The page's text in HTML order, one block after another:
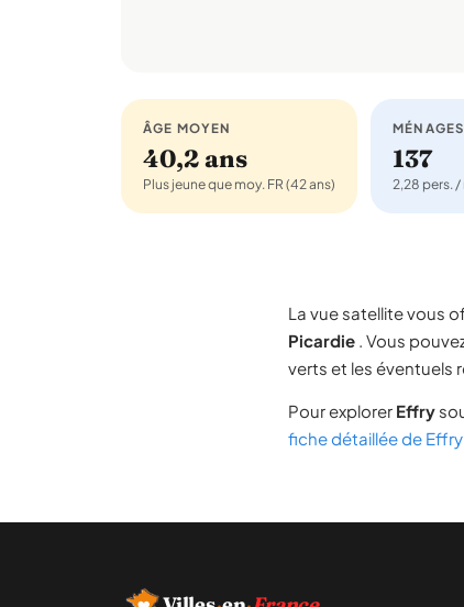
ÂGE MOYEN
40,2 ans
Plus jeune que moy. FR (42 ans)
MÉNAGES
137
2,28 pers.
La vue satellite vous
Picardie . Vous
verts et les éventuels
Pour explorer Effry
fiche détaillée de Effry